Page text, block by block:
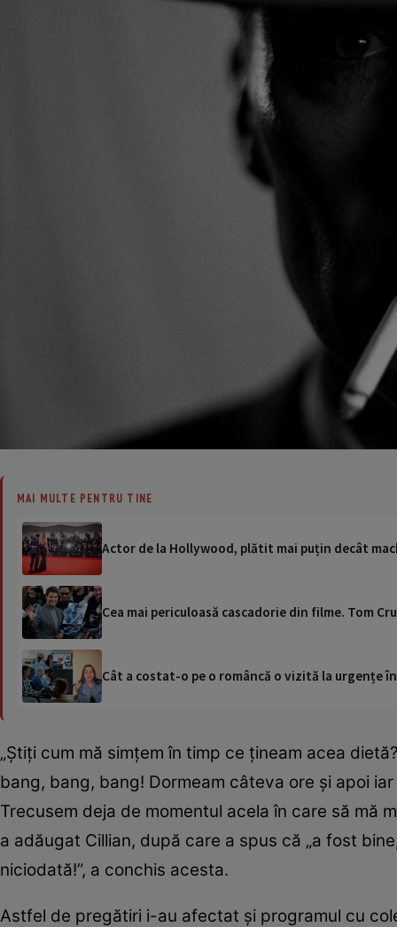
MAI MULTE PENTRU TINE
Actor de la Hollywood, plătit mai puțin decât
Cea mai periculoasă cascadorie din filme. Tom
Cât a costat-o pe o româncă o vizită la urgențe
„Știți cum mă simțem în timp ce țineam acea
bang, bang, bang! Dormeam câteva ore și apoi
Trecusem deja de momentul acela în care să mă
a adăugat Cillian, după care a spus că „a fost
niciodată!”, a conchis acesta.
Astfel de pregătiri i-au afectat și programul cu